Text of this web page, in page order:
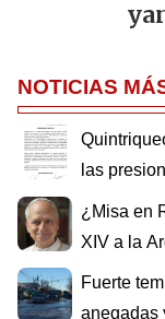
NOTICIAS
las
¿Misa en
XIV a la
Fuerte
anegadas